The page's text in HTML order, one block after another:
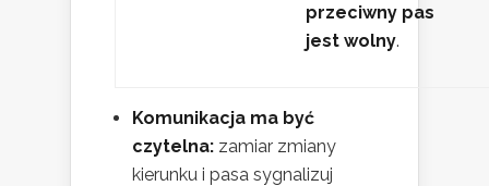
przeciwny pas
jest wolny.
Komunikacja ma być
czytelna: zamiar zmiany
kierunku i pasa sygnalizuj